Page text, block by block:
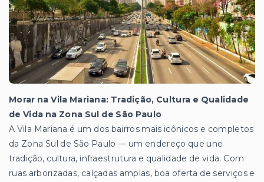
Morar na Vila Mariana: Tradição, Cultura e Qualidade
de Vida na Zona Sul de São Paulo
A Vila Mariana é um dos bairros mais icônicos e completos
da Zona Sul de São Paulo — um endereço que une
tradição, cultura, infraestrutura e qualidade de vida. Com
ruas arborizadas, calçadas amplas, boa oferta de serviços e